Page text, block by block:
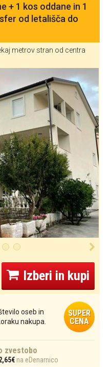
+ 1 kos oddane in 1
od letališča do
metrov stran od centra
Izberi in kupi
oseb in
nakupa.
SUPER
CENA
zvestobo
na eDenarnico